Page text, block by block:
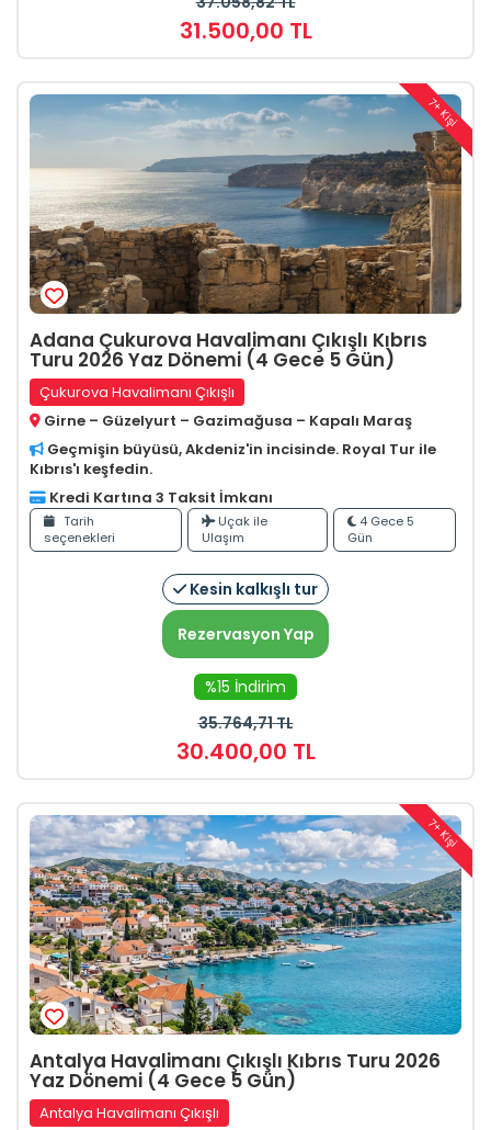
31.500,00 TL
7+ Kişi
Adana Çukurova Havalimanı Çıkışlı Kıbrıs
Turu 2026 Yaz Dönemi (4 Gece 5 Gün)
Çukurova Havalimanı Çıkışlı
Girne – Güzelyurt – Gazimağusa – Kapalı Maraş
Geçmişin büyüsü, Akdeniz'in incisinde. Royal Tur ile
Kıbrıs'ı keşfedin.
Kredi Kartına 3 Taksit İmkanı
Tarih
seçenekleri
Uçak ile
Ulaşım
4 Gece 5
Gün
Kesin kalkışlı tur
Rezervasyon Yap
%15 İndirim
35.764,71TL
30.400,00 TL
7+ Kişi
Antalya Havalimanı Çıkışlı Kıbrıs Turu 2026
Yaz Dönemi (4 Gece 5 Gün)
Antalya Havalimanı Çıkışlı